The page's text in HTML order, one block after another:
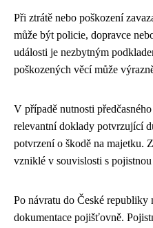
Při ztrátě nebo poškození
může být policie, dopravce
události je nezbytným
poškozených věcí může
V případě nutnosti
relevantní doklady potvrzující
potvrzení o škodě na majetku.
vzniklé v souvislosti s
Po návratu do České
dokumentace pojišťovně.